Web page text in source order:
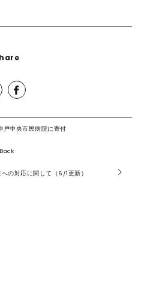
戸中央市民病院に寄付
Back
の対応に関して（6/1更新）